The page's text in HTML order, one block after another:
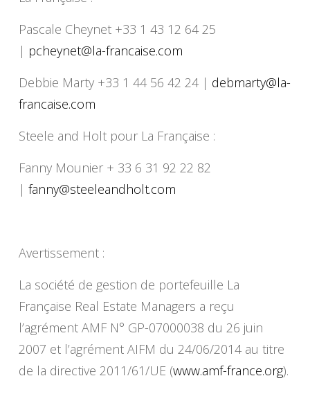
Pascale Cheynet +33 1 43 12 64 25
| pcheynet@la-francaise.com
Debbie Marty +33 1 44 56 42 24 | debmarty@la-
francaise.com
Steele and Holt pour La Française :
Fanny Mounier + 33 6 31 92 22 82
| fanny@steeleandholt.com
Avertissement :
La société de gestion de portefeuille La
Française Real Estate Managers a reçu
l’agrément AMF N° GP-07000038 du 26 juin
2007 et l’agrément AIFM du 24/06/2014 au titre
de la directive 2011/61/UE (www.amf-france.org).